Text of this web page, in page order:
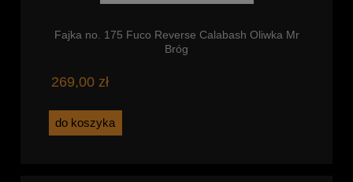
Fajka no. 175 Fuco Reverse Calabash Oliwka Mr
Bróg
269,00 zł
do koszyka